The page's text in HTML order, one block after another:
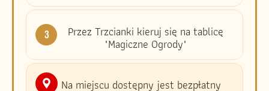
3 Przez Trzcianki kieruj się na tablicę
"Magiczne Ogrody"
Na miejscu dostępny jest bezpłatny